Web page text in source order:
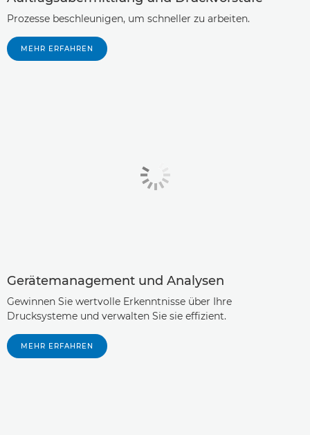
Prozesse beschleunigen, um schneller zu arbeiten.
MEHR ERFAHREN
Gerätemanagement und Analysen
Gewinnen Sie wertvolle Erkenntnisse über Ihre
Drucksysteme und verwalten Sie sie effizient.
MEHR ERFAHREN